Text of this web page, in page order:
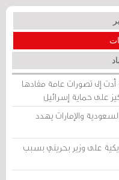
أدت إلى تصورات عامة مفادها
على حماية إسرائيل
والإمارات يهدد
على وزير بحريني بسبب